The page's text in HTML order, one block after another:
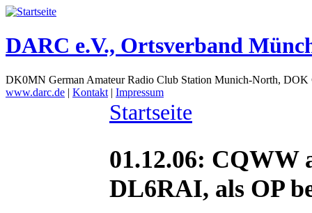
DARC e.V., Ortsverband
DK0MN German Amateur Radio Club Station Munich-North,
www.darc.de | Kontakt | Impressum
Startseite
01.12.06: CQWW
DL6RAI, als OP